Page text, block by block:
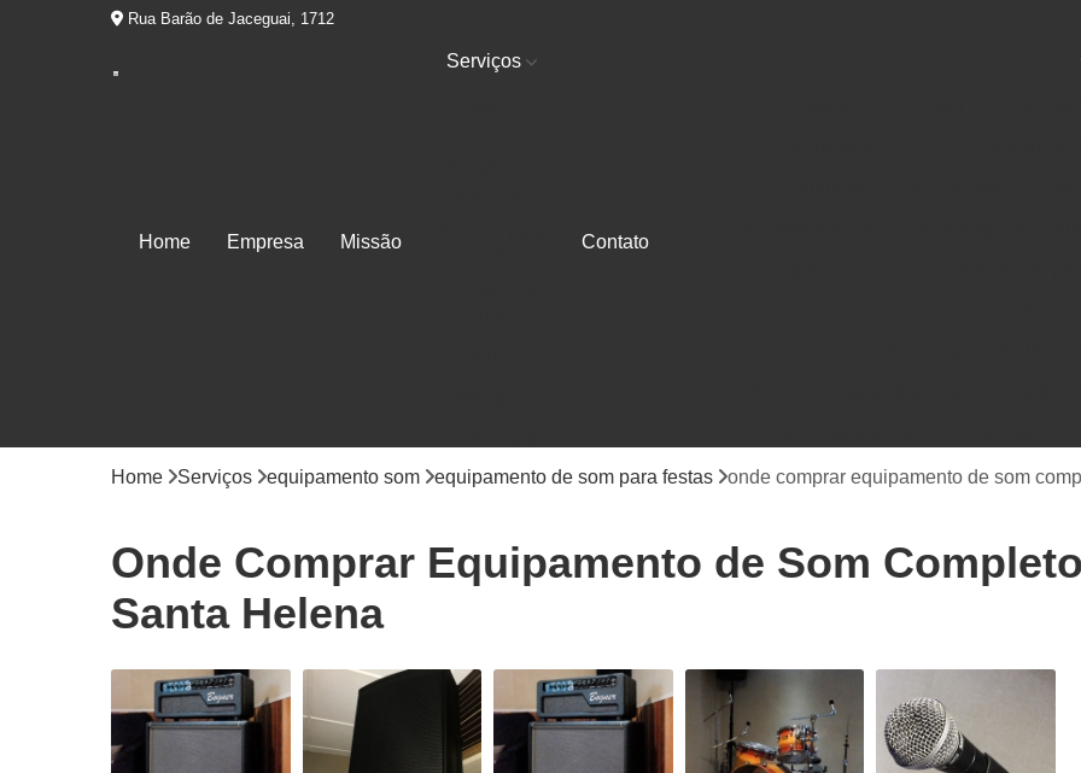
Rua Barão de Jaceguai, 1712
Home Empresa Missão
Serviços
Contato
Gravação de Cd em Estúdio
Gravação
Trilhas Sonoras para Filmes em Estudio
Estúdio Ensaio de Musicas
Estúdio para Ensaio de Bandas
Estúdio para Ensaio Musical
Home Serviços equipamento som equipamento de som para festas onde comprar equipamento de som
Onde Comprar Equipamento de Som
Santa Helena